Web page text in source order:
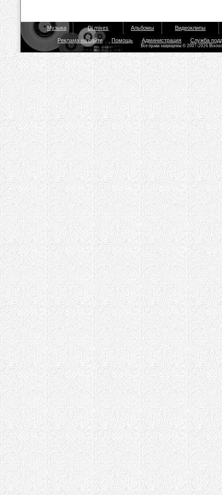
Музыка Dj mixes Альбомы Видеоклипы
Реклама на сайте Помощь Администрация Служба
Все права защищены © 2007-2026